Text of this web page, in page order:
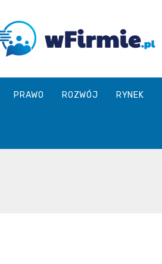
PRAWO ROZWÓJ RYNEK